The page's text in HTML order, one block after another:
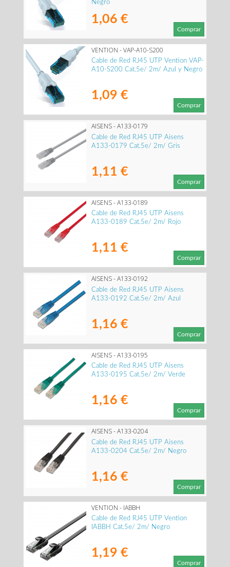
Negro
1,06 €
Comprar
VENTION - VAP-A10-S200
Cable de Red RJ45 UTP Vention VAP-
A10-S200 Cat.5e/ 2m/ Azul y Negro
1,09 €
Comprar
AISENS - A133-0179
Cable de Red RJ45 UTP Aisens
A133-0179 Cat.5e/ 2m/ Gris
1,11 €
Comprar
AISENS - A133-0189
Cable de Red RJ45 UTP Aisens
A133-0189 Cat.5e/ 2m/ Rojo
1,11 €
Comprar
AISENS - A133-0192
Cable de Red RJ45 UTP Aisens
A133-0192 Cat.5e/ 2m/ Azul
1,16 €
Comprar
AISENS - A133-0195
Cable de Red RJ45 UTP Aisens
A133-0195 Cat.5e/ 2m/ Verde
1,16 €
Comprar
AISENS - A133-0204
Cable de Red RJ45 UTP Aisens
A133-0204 Cat.5e/ 2m/ Negro
1,16 €
Comprar
VENTION - IABBH
Cable de Red RJ45 UTP Vention
IABBH Cat.5e/ 2m/ Negro
1,19 €
Comprar